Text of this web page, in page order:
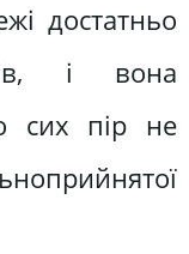
достатньо
і вона
сих пір не